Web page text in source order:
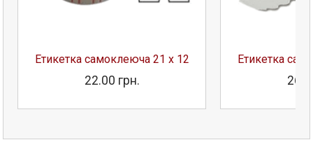
Етикетка самоклеюча 21 х 12
22.00 грн.
Етикетка